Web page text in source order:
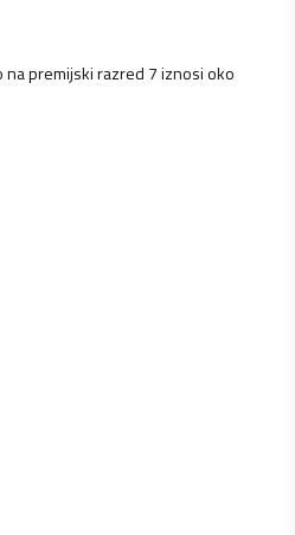
na premijski razred 7 iznosi oko